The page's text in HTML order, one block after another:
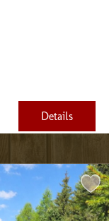
Details